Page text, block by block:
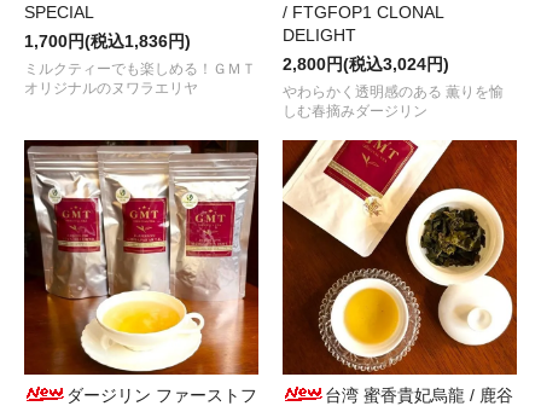
香気と甘みの余韻が心地良い国産紅茶
2024.10.04
福建省・福州産、“ジャスミンティー”の正統！
“茉莉花茶 /
た！
2024.09.20
ＧＭＴで人気の国産紅茶“ＡＹＡＫＡ（あやか）2024”が入荷しま
2024.09.10
飲みやすく気軽に楽しめるブレンド ダージリン“シーズン プレミ
2024.08.23
夏摘みダージリン
“セカンドフラッシュ 2024 / シーヨク茶園 /
2024.08.13
SPECIAL
1,700円(税込1,836円)
ミルクティーでも楽しめる！ＧＭＴ
オリジナルのヌワラエリヤ
/ FTGFOP1 CLONAL
DELIGHT
2,800円(税込3,024円)
やわらかく透明感のある 薫りを愉
しむ春摘みダージリン
ダージリン ファーストフ
台湾 蜜香貴妃烏龍 / 鹿谷